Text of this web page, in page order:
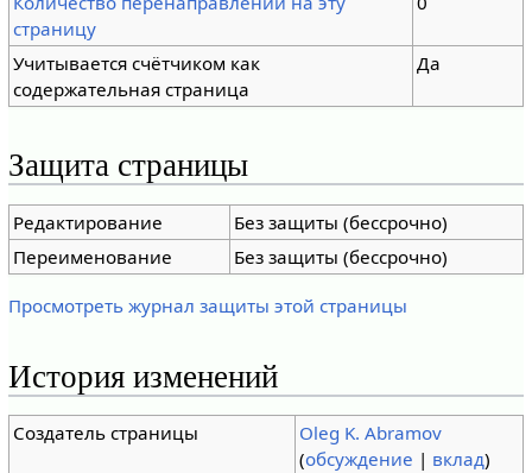
страницу
Учитывается счётчиком как
содержательная страница
Да
Защита страницы
Редактирование
Без защиты (бессрочно)
Переименование
Без защиты (бессрочно)
Просмотреть журнал защиты этой страницы
История изменений
Создатель страницы
Oleg K. Abramov
(обсуждение | вклад)